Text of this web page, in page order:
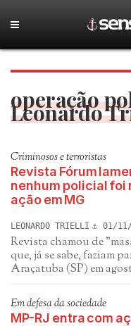
operação
Leonardo
Criminosos e terroristas
Revista Fórum
nenhum policial foi
ação em MG
LEONARDO TRIELLI 01/
Revista chamou de
que, já se sabe, faziam
Araçatuba (SP) em
Em defesa da sociedade
MP-RJ entra com